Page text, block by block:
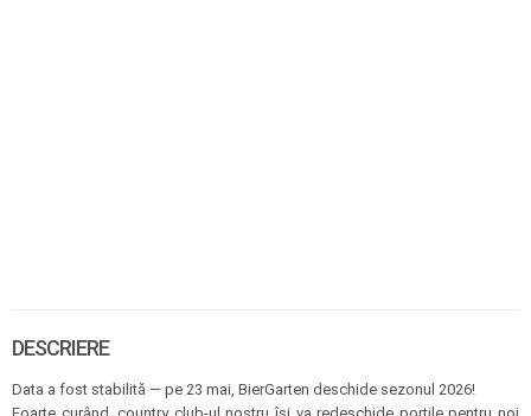
DESCRIERE
Data a fost stabilită — pe 23 mai, BierGarten deschide sezonul 2026!